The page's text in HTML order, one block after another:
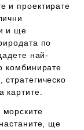
и проектирате
и ще
по
най-
комбинирате
картите.
морските
ще